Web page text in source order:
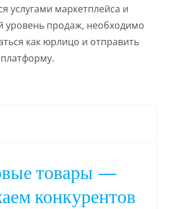
услугами маркетплейса и
уровень продаж, необходимо
как юрлицо и отправить
товары —
конкурентов